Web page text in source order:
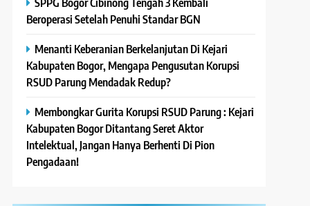
Beroperasi Setelah Penuhi Standar BGN
Menanti Keberanian Berkelanjutan Di Kejari
Kabupaten Bogor, Mengapa Pengusutan Korupsi
RSUD Parung Mendadak Redup?
Membongkar Gurita Korupsi RSUD Parung : Kejari
Kabupaten Bogor Ditantang Seret Aktor
Intelektual, Jangan Hanya Berhenti Di Pion
Pengadaan!